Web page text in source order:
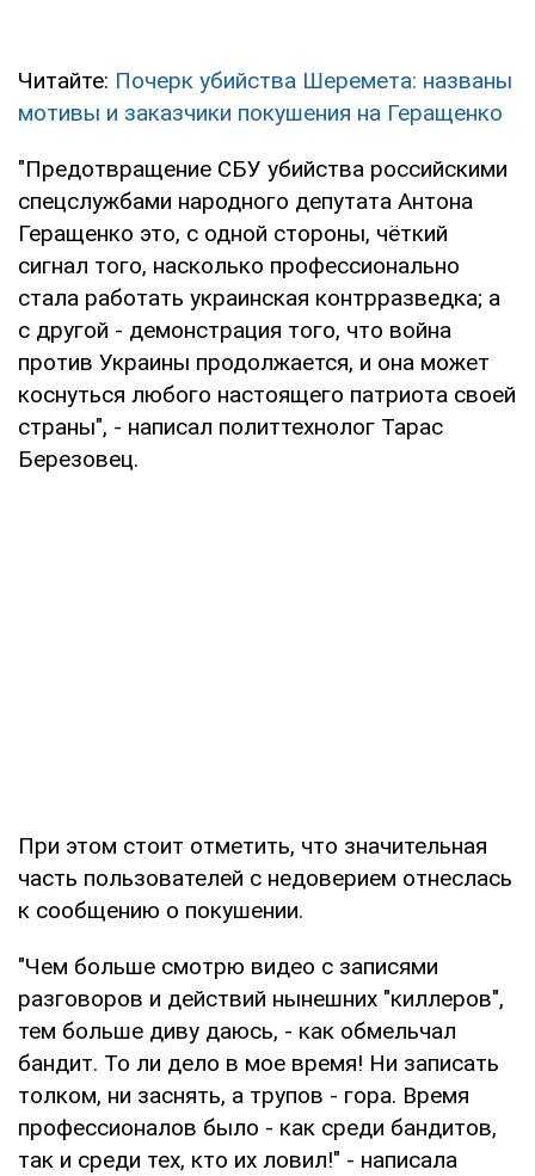
Читайте: Почерк убийства Шеремета: названы
мотивы и заказчики покушения на Геращенко
"Предотвращение СБУ убийства российскими
спецслужбами народного депутата Антона
Геращенко это, с одной стороны, чёткий
сигнал того, насколько профессионально
стала работать украинская контрразведка; а
с другой - демонстрация того, что война
против Украины продолжается, и она может
коснуться любого настоящего патриота своей
страны", - написал политтехнолог Тарас
Березовец.
При этом стоит отметить, что значительная
часть пользователей с недоверием отнеслась
к сообщению о покушении.
"Чем больше смотрю видео с записями
разговоров и действий нынешних "киллеров",
тем больше диву даюсь, - как обмельчал
бандит. То ли дело в мое время! Ни записать
толком, ни заснять, а трупов - гора. Время
профессионалов было - как среди бандитов,
так и среди тех, кто их ловил!" - написала